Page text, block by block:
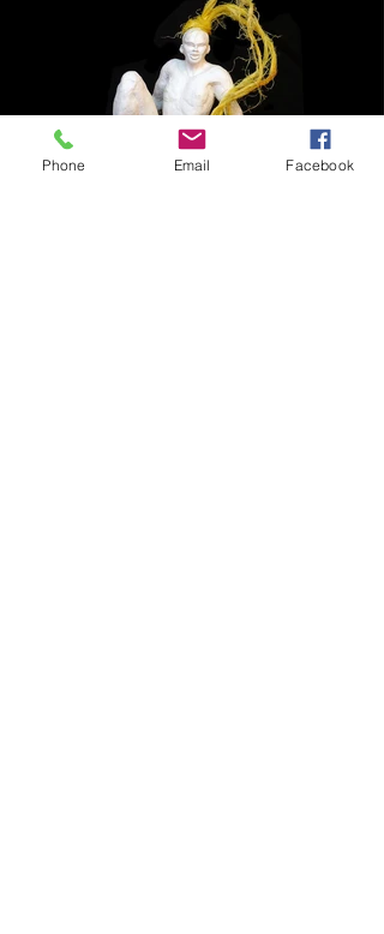
Phone Email Facebook